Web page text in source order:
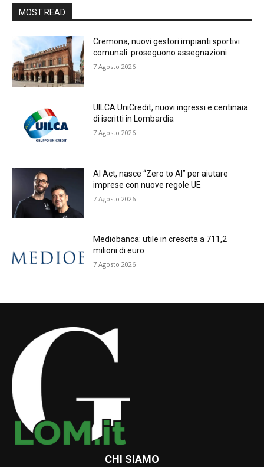
MOST READ
Cremona, nuovi gestori impianti sportivi
comunali: proseguono assegnazioni
7 Agosto 2026
UILCA UniCredit, nuovi ingressi e centinaia
di iscritti in Lombardia
7 Agosto 2026
AI Act, nasce “Zero to AI” per aiutare
imprese con nuove regole UE
7 Agosto 2026
Mediobanca: utile in crescita a 711,2
milioni di euro
7 Agosto 2026
CHI SIAMO